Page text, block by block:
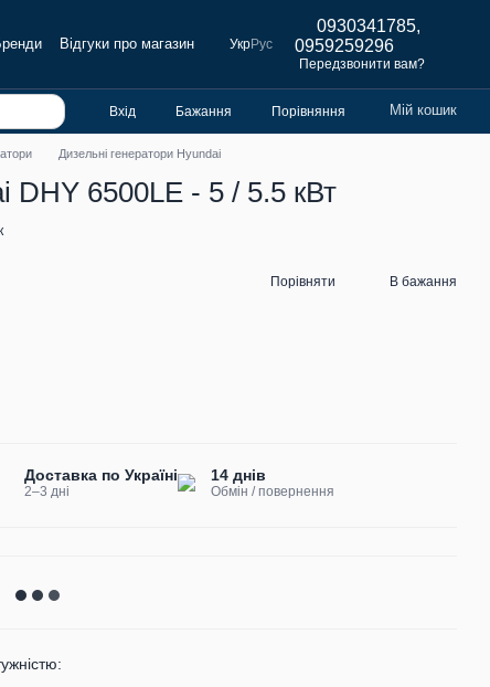
Відгуки про магазин УкрРус
0930341785,
0959259296
Передзвонити вам?
Вхід Бажання Порівняння Мій кошик
Дизельні генератори Hyundai
DHY 6500LE - 5 / 5.5 кВт
Порівняти В бажання
Доставка по Україні
2–3 дні
14 днів
Обмін / повернення